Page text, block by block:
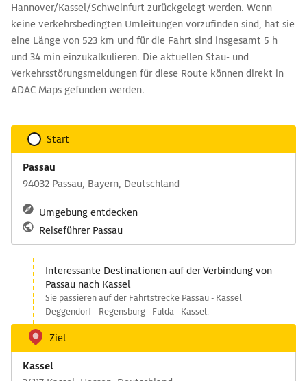
Hannover/Kassel/Schweinfurt zurückgelegt werden. Wenn
keine verkehrsbedingten Umleitungen vorzufinden sind, hat sie
eine Länge von 523 km und für die Fahrt sind insgesamt 5 h
und 34 min einzukalkulieren. Die aktuellen Stau- und
Verkehrsstörungsmeldungen für diese Route können direkt in
ADAC Maps gefunden werden.
Start
Passau
94032 Passau, Bayern, Deutschland
Umgebung entdecken
Reiseführer Passau
Interessante Destinationen auf der Verbindung von
Passau nach Kassel
Sie passieren auf der Fahrtstrecke Passau - Kassel
Deggendorf - Regensburg - Fulda - Kassel.
Ziel
Kassel